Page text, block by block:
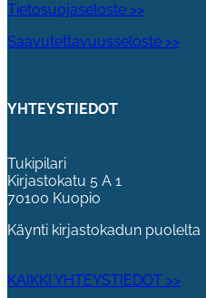
Tietosuojaseloste >>
Saavutettavuusseloste >>
YHTEYSTIEDOT
Tukipilari
Kirjastokatu 5 A 1
70100 Kuopio
Käynti kirjastokadun puolelta
KAIKKI YHTEYSTIEDOT >>